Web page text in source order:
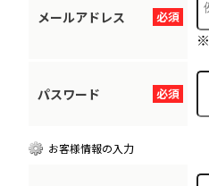
必須
メールアドレス
※
必須
パスワード
お客様情報の入力